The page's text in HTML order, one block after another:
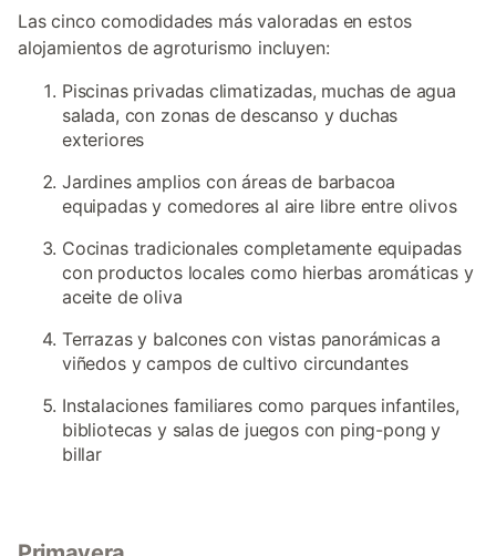
Las cinco comodidades más valoradas en estos
alojamientos de agroturismo incluyen:
Piscinas privadas climatizadas, muchas de agua
salada, con zonas de descanso y duchas
exteriores
Jardines amplios con áreas de barbacoa
equipadas y comedores al aire libre entre olivos
Cocinas tradicionales completamente equipadas
con productos locales como hierbas aromáticas y
aceite de oliva
Terrazas y balcones con vistas panorámicas a
viñedos y campos de cultivo circundantes
Instalaciones familiares como parques infantiles,
bibliotecas y salas de juegos con ping-pong y
billar